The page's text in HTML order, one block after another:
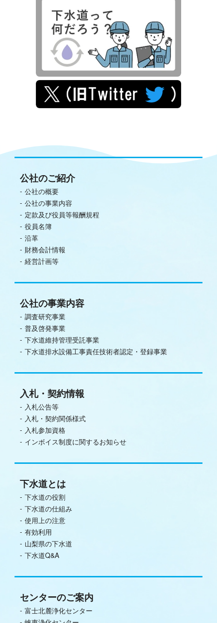
公社のご紹介
公社の概要
公社の事業内容
定款及び役員等報酬規程
役員名簿
沿革
財務会計情報
経営計画等
公社の事業内容
調査研究事業
普及啓発事業
下水道維持管理受託事業
下水道排水設備工事責任技術者認定・登録事業
入札・契約情報
入札公告等
入札・契約関係様式
入札参加資格
インボイス制度に関するお知らせ
下水道とは
下水道の役割
下水道の仕組み
使用上の注意
有効利用
山梨県の下水道
下水道Q&A
センターのご案内
富士北麓浄化センター